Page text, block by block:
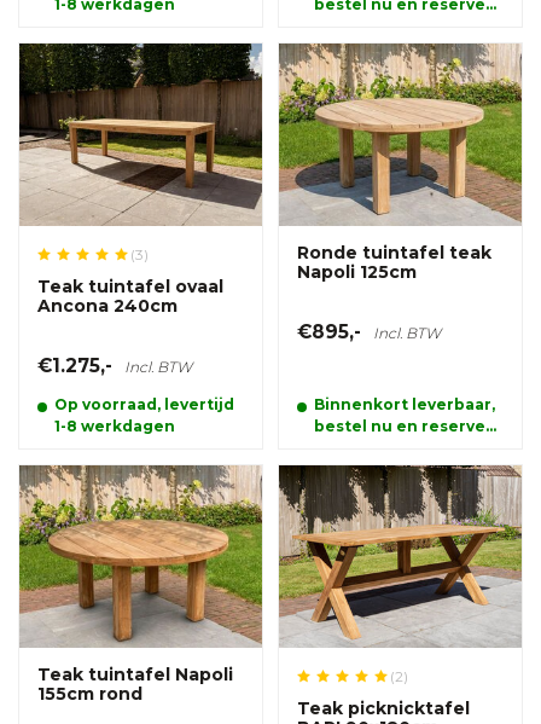
1-8 werkdagen
bestel nu en reserveer
(3)
Teak tuintafel ovaal
Ancona 240cm
€1.275,- Incl. BTW
Op voorraad, levertijd
1-8 werkdagen
Ronde tuintafel teak
Napoli 125cm
€895,- Incl. BTW
Binnenkort leverbaar,
bestel nu en reserveer
Teak tuintafel Napoli
155cm rond
(2)
Teak picknicktafel